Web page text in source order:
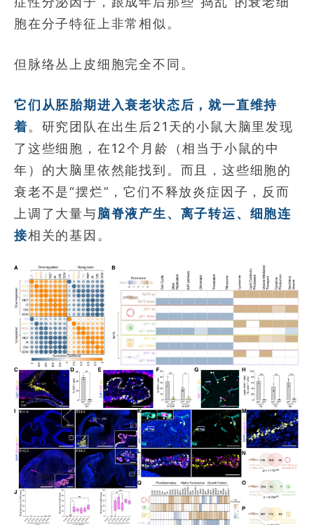
胞在分子特征上非常相似。
但脉络丛上皮细胞完全不同。
它们从胚胎期进入衰老状态后，就一直维持
着。研究团队在出生后21天的小鼠大脑里发现
了这些细胞，在12个月龄（相当于小鼠的中
年）的大脑里依然能找到。而且，这些细胞的
衰老不是“摆烂”，它们不释放炎症因子，反而
上调了大量与脑脊液产生、离子转运、细胞连
接相关的基因。